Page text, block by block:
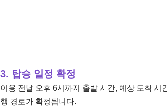
3. 탑승 일정 확정
이용 전날 오후 6시까지 출발 시간, 예상 도착 시
행 경로가 확정됩니다.